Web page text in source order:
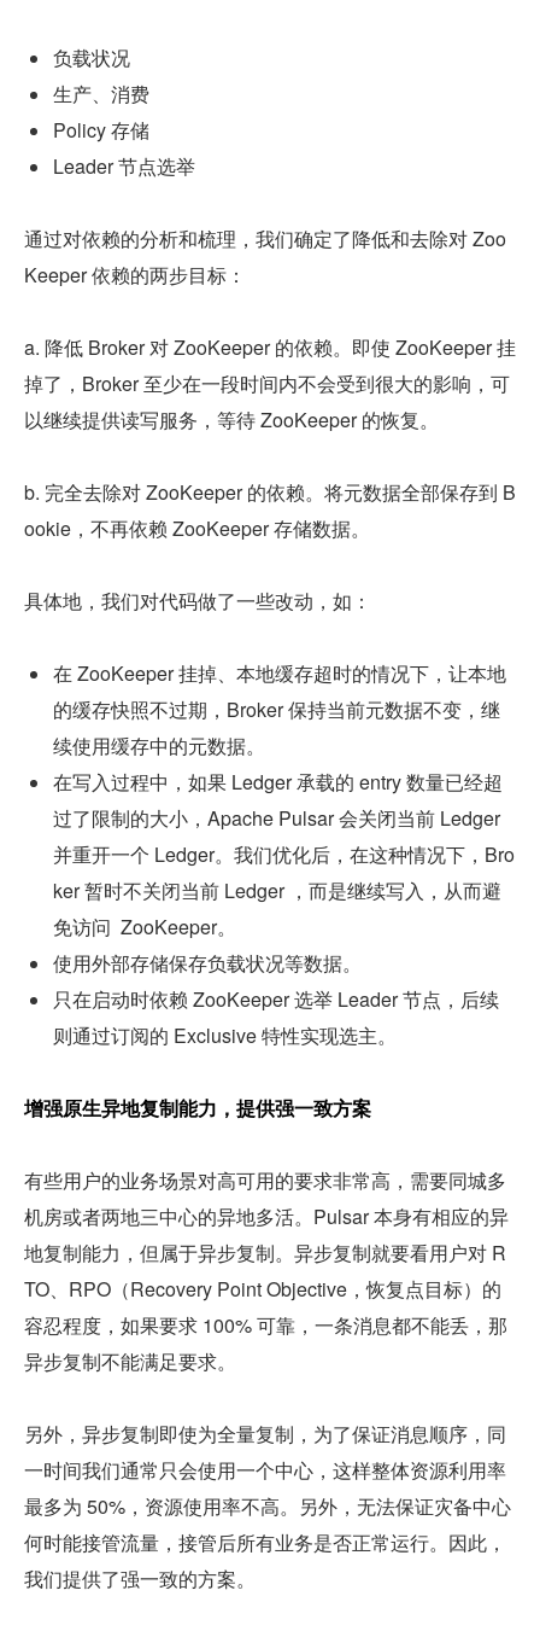
负载状况
生产、消费
Policy 存储
Leader 节点选举
通过对依赖的分析和梳理，我们确定了降低和去除对 Zoo
Keeper 依赖的两步目标：
a. 降低 Broker 对 ZooKeeper 的依赖。即使 ZooKeeper 挂
掉了，Broker 至少在一段时间内不会受到很大的影响，可
以继续提供读写服务，等待 ZooKeeper 的恢复。
b. 完全去除对 ZooKeeper 的依赖。将元数据全部保存到 B
ookie，不再依赖 ZooKeeper 存储数据。
具体地，我们对代码做了一些改动，如：
在 ZooKeeper 挂掉、本地缓存超时的情况下，让本地
的缓存快照不过期，Broker 保持当前元数据不变，继
续使用缓存中的元数据。
在写入过程中，如果 Ledger 承载的 entry 数量已经超
过了限制的大小，Apache Pulsar 会关闭当前 Ledger
并重开一个 Ledger。我们优化后，在这种情况下，Bro
ker 暂时不关闭当前 Ledger ，而是继续写入，从而避
免访问  ZooKeeper。
使用外部存储保存负载状况等数据。
只在启动时依赖 ZooKeeper 选举 Leader 节点，后续
则通过订阅的 Exclusive 特性实现选主。
增强原生异地复制能力，提供强一致方案
有些用户的业务场景对高可用的要求非常高，需要同城多
机房或者两地三中心的异地多活。Pulsar 本身有相应的异
地复制能力，但属于异步复制。异步复制就要看用户对 R
TO、RPO（Recovery Point Objective，恢复点目标）的
容忍程度，如果要求 100% 可靠，一条消息都不能丢，那
异步复制不能满足要求。
另外，异步复制即使为全量复制，为了保证消息顺序，同
一时间我们通常只会使用一个中心，这样整体资源利用率
最多为 50%，资源使用率不高。另外，无法保证灾备中心
何时能接管流量，接管后所有业务是否正常运行。因此，
我们提供了强一致的方案。